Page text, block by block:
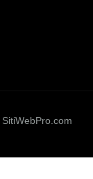
SitiWebPro.com